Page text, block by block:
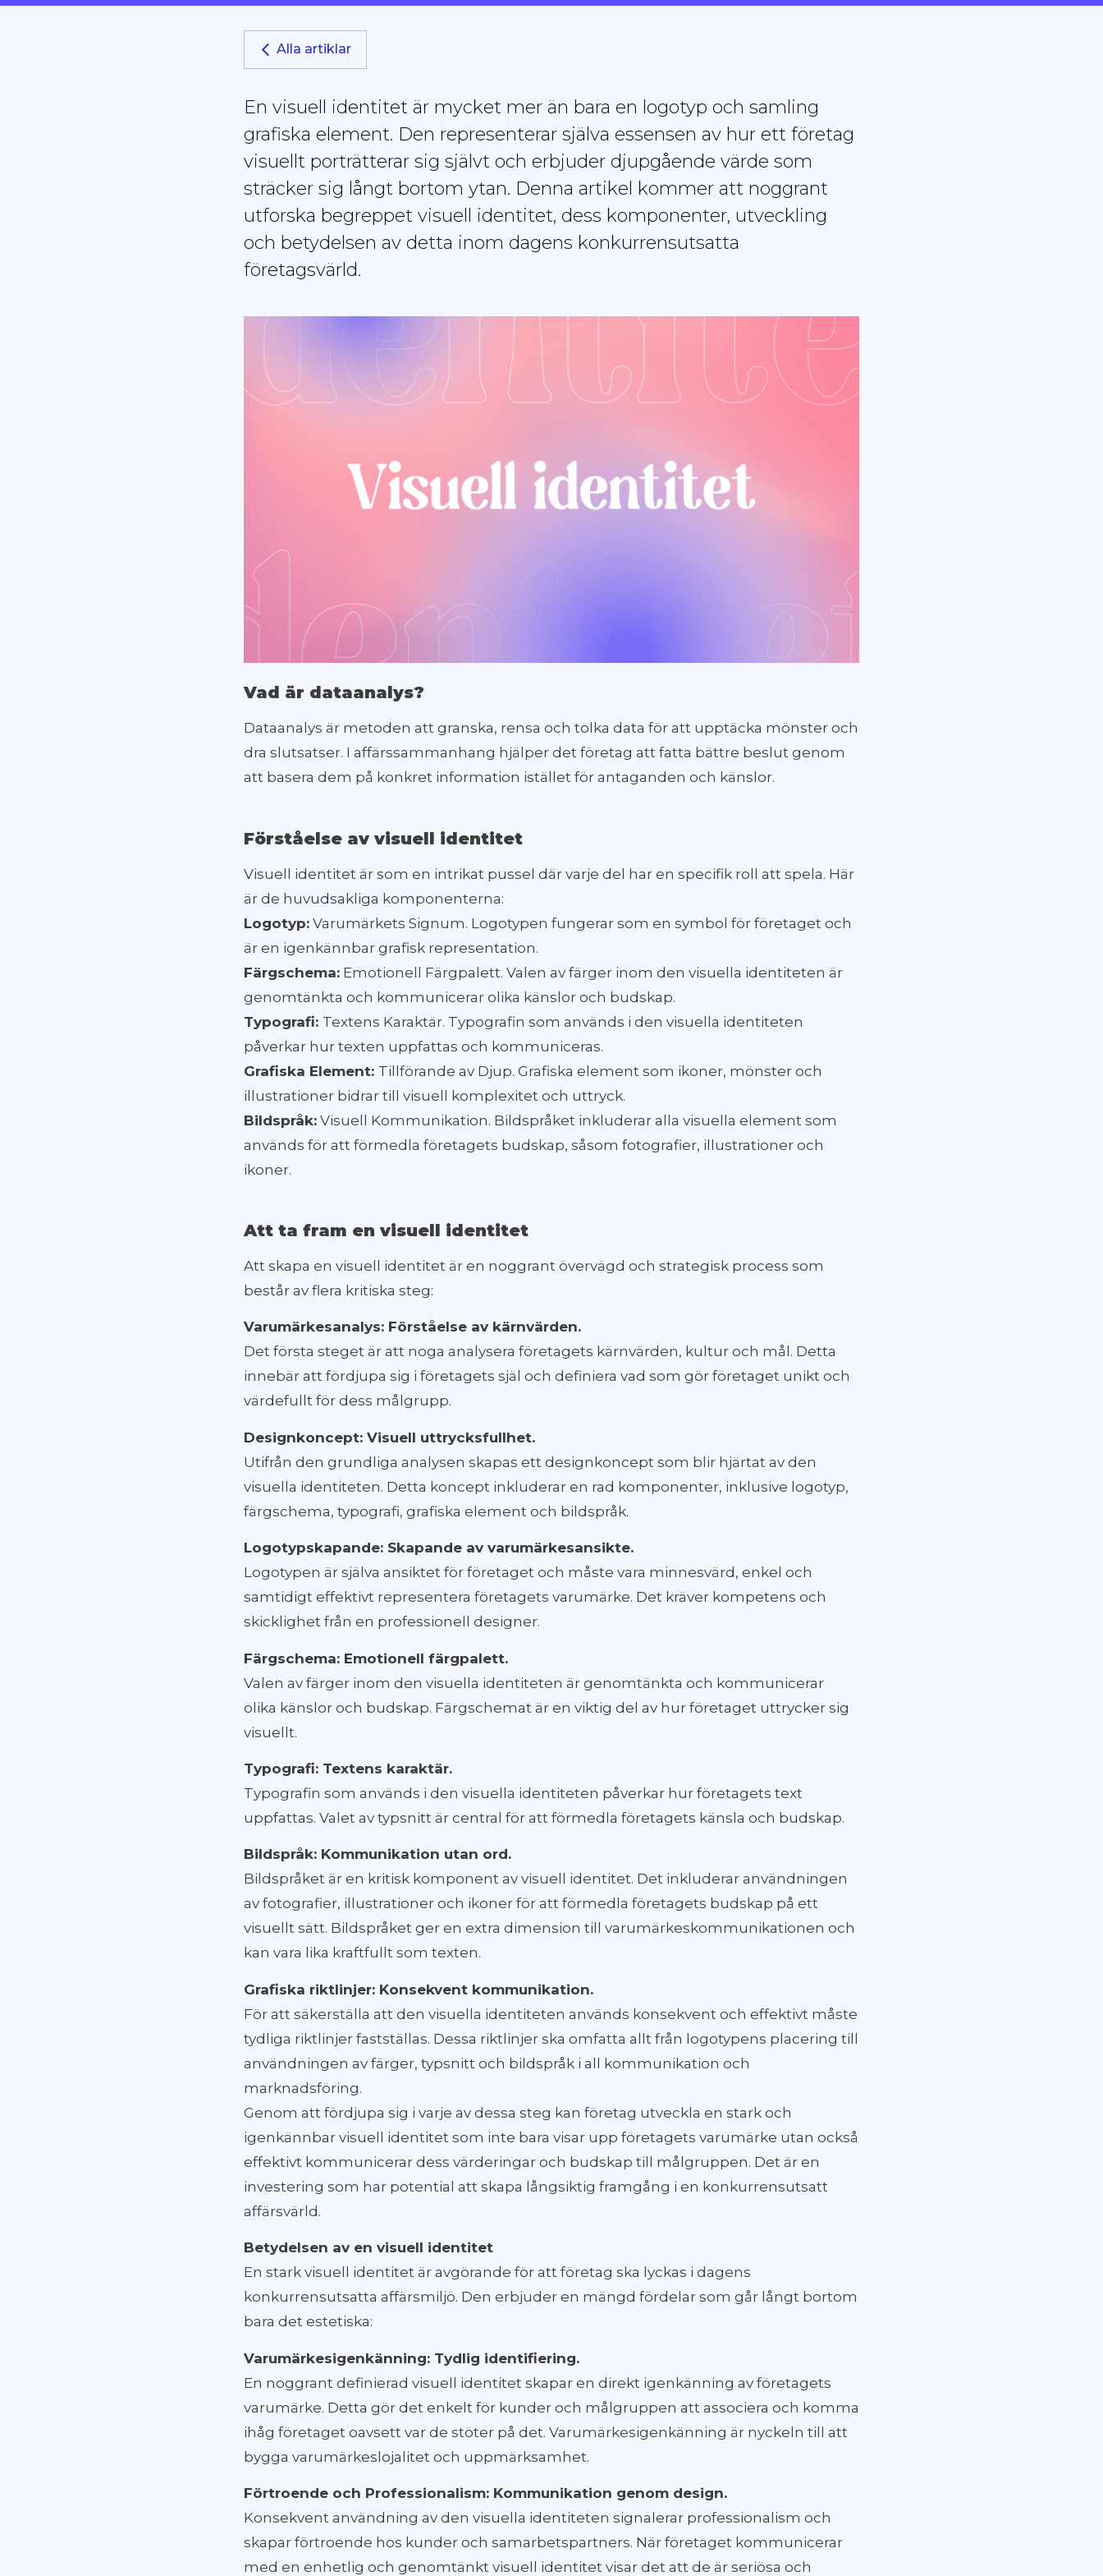
Alla artiklar
En visuell identitet är mycket mer än bara en logotyp och samling
grafiska element. Den representerar själva essensen av hur ett företag
visuellt porträtterar sig självt och erbjuder djupgående värde som
sträcker sig långt bortom ytan. Denna artikel kommer att noggrant
utforska begreppet visuell identitet, dess komponenter, utveckling
och betydelsen av detta inom dagens konkurrensutsatta
företagsvärld.
Vad är dataanalys?
Dataanalys är metoden att granska, rensa och tolka data för att upptäcka mönster och
dra slutsatser. I affärssammanhang hjälper det företag att fatta bättre beslut genom
att basera dem på konkret information istället för antaganden och känslor.
Förståelse av visuell identitet
Visuell identitet är som en intrikat pussel där varje del har en specifik roll att spela. Här
är de huvudsakliga komponenterna:
Logotyp: Varumärkets Signum. Logotypen fungerar som en symbol för företaget och
är en igenkännbar grafisk representation.
Färgschema: Emotionell Färgpalett. Valen av färger inom den visuella identiteten är
genomtänkta och kommunicerar olika känslor och budskap.
Typografi: Textens Karaktär. Typografin som används i den visuella identiteten
påverkar hur texten uppfattas och kommuniceras.
Grafiska Element: Tillförande av Djup. Grafiska element som ikoner, mönster och
illustrationer bidrar till visuell komplexitet och uttryck.
Bildspråk: Visuell Kommunikation. Bildspråket inkluderar alla visuella element som
används för att förmedla företagets budskap, såsom fotografier, illustrationer och
ikoner.
Att ta fram en visuell identitet
Att skapa en visuell identitet är en noggrant övervägd och strategisk process som
består av flera kritiska steg:
Varumärkesanalys: Förståelse av kärnvärden.
Det första steget är att noga analysera företagets kärnvärden, kultur och mål. Detta
innebär att fördjupa sig i företagets själ och definiera vad som gör företaget unikt och
värdefullt för dess målgrupp.
Designkoncept: Visuell uttrycksfullhet.
Utifrån den grundliga analysen skapas ett designkoncept som blir hjärtat av den
visuella identiteten. Detta koncept inkluderar en rad komponenter, inklusive logotyp,
färgschema, typografi, grafiska element och bildspråk.
Logotypskapande: Skapande av varumärkesansikte.
Logotypen är själva ansiktet för företaget och måste vara minnesvärd, enkel och
samtidigt effektivt representera företagets varumärke. Det kräver kompetens och
skicklighet från en professionell designer.
Färgschema: Emotionell färgpalett.
Valen av färger inom den visuella identiteten är genomtänkta och kommunicerar
olika känslor och budskap. Färgschemat är en viktig del av hur företaget uttrycker sig
visuellt.
Typografi: Textens karaktär.
Typografin som används i den visuella identiteten påverkar hur företagets text
uppfattas. Valet av typsnitt är central för att förmedla företagets känsla och budskap.
Bildspråk: Kommunikation utan ord.
Bildspråket är en kritisk komponent av visuell identitet. Det inkluderar användningen
av fotografier, illustrationer och ikoner för att förmedla företagets budskap på ett
visuellt sätt. Bildspråket ger en extra dimension till varumärkeskommunikationen och
kan vara lika kraftfullt som texten.
Grafiska riktlinjer: Konsekvent kommunikation.
För att säkerställa att den visuella identiteten används konsekvent och effektivt måste
tydliga riktlinjer fastställas. Dessa riktlinjer ska omfatta allt från logotypens placering till
användningen av färger, typsnitt och bildspråk i all kommunikation och
marknadsföring.
Genom att fördjupa sig i varje av dessa steg kan företag utveckla en stark och
igenkännbar visuell identitet som inte bara visar upp företagets varumärke utan också
effektivt kommunicerar dess värderingar och budskap till målgruppen. Det är en
investering som har potential att skapa långsiktig framgång i en konkurrensutsatt
affärsvärld.
Betydelsen av en visuell identitet
En stark visuell identitet är avgörande för att företag ska lyckas i dagens
konkurrensutsatta affärsmiljö. Den erbjuder en mängd fördelar som går långt bortom
bara det estetiska:
Varumärkesigenkänning: Tydlig identifiering.
En noggrant definierad visuell identitet skapar en direkt igenkänning av företagets
varumärke. Detta gör det enkelt för kunder och målgruppen att associera och komma
ihåg företaget oavsett var de stöter på det. Varumärkesigenkänning är nyckeln till att
bygga varumärkeslojalitet och uppmärksamhet.
Förtroende och Professionalism: Kommunikation genom design.
Konsekvent användning av den visuella identiteten signalerar professionalism och
skapar förtroende hos kunder och samarbetspartners. När företaget kommunicerar
med en enhetlig och genomtänkt visuell identitet visar det att de är seriösa och